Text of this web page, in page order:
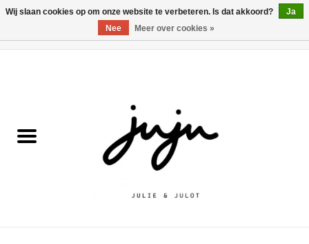
Kledij jongens
Wij slaan cookies op om onze website te verbeteren. Is dat akkoord?
Ja
Nee
Meer over cookies »